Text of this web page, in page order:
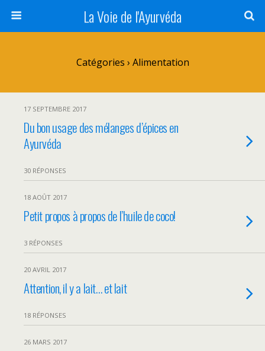
La Voie de l'Ayurvéda
Catégories › Alimentation
17 SEPTEMBRE 2017
Du bon usage des mélanges d’épices en
Ayurvéda
30 RÉPONSES
18 AOÛT 2017
Petit propos à propos de l’huile de coco!
3 RÉPONSES
20 AVRIL 2017
Attention, il y a lait… et lait
18 RÉPONSES
26 MARS 2017